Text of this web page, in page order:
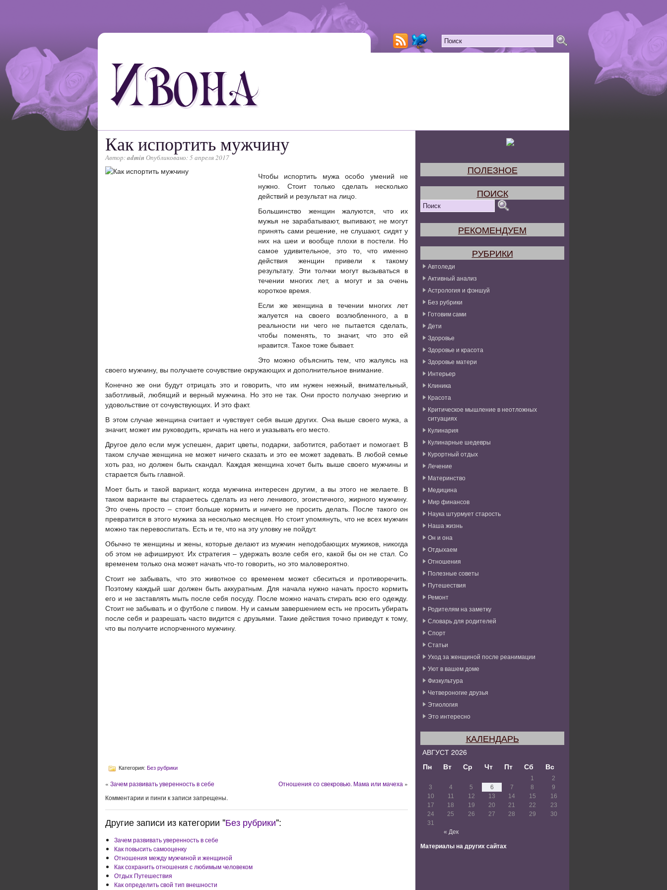
Как испортить мужчину
Автор:admin Опубликовано: 5 апреля 2017
Чтобы испортить мужа особо умений не
нужно. Стоит только сделать несколько
действий и результат на лицо.
Большинство женщин жалуются, что их
мужья не зарабатывают, выпивают, не могут
принять сами решение, не слушают, сидят у
них на шеи и вообще плохи в постели. Но
самое удивительное, это то, что именно
действия женщин привели к такому
результату. Эти толчки могут вызываться в
течении многих лет, а могут и за очень
короткое время.
Если же женщина в течении многих лет
жалуется на своего возлюбленного, а в
реальности ни чего не пытается сделать,
чтобы поменять, то значит, что это ей
нравится. Такое тоже бывает.
Это можно объяснить тем, что жалуясь на
своего мужчину, вы получаете сочувствие окружающих и дополнительное внимание.
Конечно же они будут отрицать это и говорить, что им нужен нежный, внимательный,
заботливый, любящий и верный мужчина. Но это не так. Они просто получаю энергию и
удовольствие от сочувствующих. И это факт.
В этом случае женщина считает и чувствует себя выше других. Она выше своего мужа, а
значит, может им руководить, кричать на него и указывать его место.
Другое дело если муж успешен, дарит цветы, подарки, заботится, работает и помогает. В
таком случае женщина не может ничего сказать и это ее может задевать. В любой семье
хоть раз, но должен быть скандал. Каждая женщина хочет быть выше своего мужчины и
старается быть главной.
Моет быть и такой вариант, когда мужчина интересен другим, а вы этого не желаете. В
таком варианте вы стараетесь сделать из него ленивого, эгоистичного, жирного мужчину.
Это очень просто – стоит больше кормить и ничего не просить делать. После такого он
превратится в этого мужика за несколько месяцев. Но стоит упомянуть, что не всех мужчин
можно так перевоспитать. Есть и те, что на эту уловку не пойдут.
Обычно те женщины и жены, которые делают из мужчин неподобающих мужиков, никогда
об этом не афишируют. Их стратегия – удержать возле себя его, какой бы он не стал. Со
временем только она может начать что-то говорить, но это маловероятно.
Стоит не забывать, что это животное со временем может сбеситься и противоречить.
Поэтому каждый шаг должен быть аккуратным. Для начала нужно начать просто кормить
его и не заставлять мыть после себя посуду. После можно начать стирать всю его одежду.
Стоит не забывать и о футболе с пивом. Ну и самым завершением есть не просить убирать
после себя и разрешать часто видится с друзьями. Такие действия точно приведут к тому,
что вы получите испорченного мужчину.
Категория: Без рубрики
« Зачем развивать уверенность в себе Отношения со свекровью. Мама или мачеха »
Комментарии и пинги к записи запрещены.
Другие записи из категории "Без рубрики":
Зачем развивать уверенность в себе
Как повысить самооценку
Отношения между мужчиной и женщиной
Как сохранить отношения с любимым человеком
Отдых Путешествия
Как определить свой тип внешности
ПОЛЕЗНОЕ
ПОИСК
РЕКОМЕНДУЕМ
РУБРИКИ
Автоледи
Активный анализ
Астрология и фэншуй
Без рубрики
Готовим сами
Дети
Здоровье
Здоровье и красота
Здоровье матери
Интерьер
Клиника
Красота
Критическое мышление в неотложных
ситуациях
Кулинария
Кулинарные шедевры
Курортный отдых
Лечение
Материнство
Медицина
Мир финансов
Наука штурмует старость
Наша жизнь
Он и она
Отдыхаем
Отношения
Полезные советы
Путешествия
Ремонт
Родителям на заметку
Словарь для родителей
Спорт
Статьи
Уход за женщиной после реанимации
Уют в вашем доме
Физкультура
Четвероногие друзья
Этиология
Это интересно
КАЛЕНДАРЬ
АВГУСТ 2026
Пн
Вт Ср Чт Пт Сб Вс
« Дек
1
2
3
4 5 6 7 8
9
10
11 12 13 14 15
16
17
18 19 20 21 22
23
24
25 26 27 28 29
30
31
Материалы на других сайтах